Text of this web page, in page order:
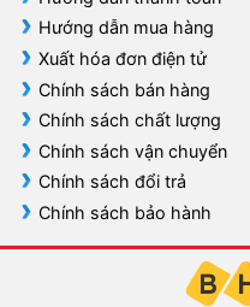
Hướng dẫn mua hàng
Xuất hóa đơn điện tử
Chính sách bán hàng
Chính sách chất lượng
Chính sách vận chuyển
Chính sách đổi trả
Chính sách bảo hành